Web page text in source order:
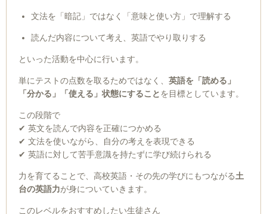
文法を「暗記」ではなく「意味と使い方」で理解する
読んだ内容について考え、英語でやり取りする
といった活動を中心に行います。
単にテストの点数を取るためではなく、 英語を「読める」
「分かる」「使える」状態にすることを目標としています。
この段階で
✔ 英文を読んで内容を正確につかめる
✔ 文法を使いながら、自分の考えを表現できる
✔ 英語に対して苦手意識を持たずに学び続けられる
力を育てることで、高校英語・その先の学びにもつながる土
台の英語力が身についていきます。
このレベルをおすすめしたい生徒さん